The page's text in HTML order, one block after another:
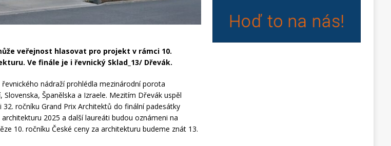
veřejnost hlasovat pro projekt v rámci 10.
Ve finále je i řevnický Sklad_13/ Dřevák.
nádraží prohlédla mezinárodní porota
Španělska a Izraele. Mezitím Dřevák uspěl
ročníku Grand Prix Architektů do finální padesátky
2025 a další laureáti budou oznámeni na
10. ročníku České ceny za architekturu budeme znát 13.